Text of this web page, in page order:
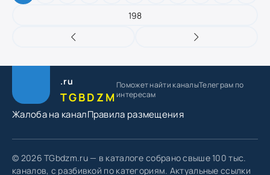
198
.ru
TGBDZM
Поможет найти каналыТелеграм по
интересам
Жалоба на каналПравила размещения
© 2026 TGbdzm.ru — в каталоге собрано свыше 100 тыс.
каналов, с разбивкой по категориям. Актуальные ссылки